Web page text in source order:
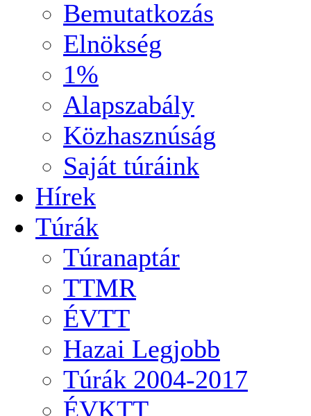
Bemutatkozás
Elnökség
1%
Alapszabály
Közhasznúság
Saját túráink
Hírek
Túrák
Túranaptár
TTMR
ÉVTT
Hazai Legjobb
Túrák 2004-2017
ÉVKTT